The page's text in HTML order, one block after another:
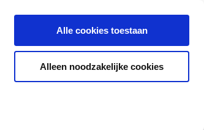
Alle cookies toestaan
Alleen noodzakelijke cookies